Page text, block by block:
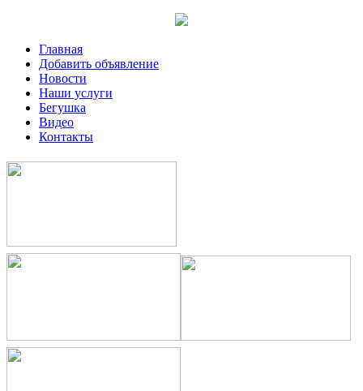
Главная
Добавить объявление
Новости
Наши услуги
Бегушка
Видео
Контакты